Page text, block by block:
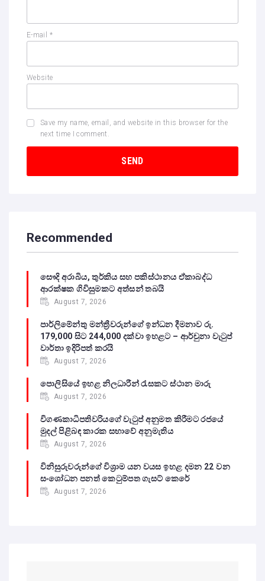
E-mail *
Website
Save my name, email, and website in this browser for the
next time I comment.
Recommended
සෞදි අරාබිය, තුර්කිය සහ පකිස්ථානය ඒකාබද්ධ
ආරක්ෂක ගිවිසුමකට අත්සන් තබයි
August 7, 2026
පාර්ලිමේන්තු මන්ත්‍රීවරුන්ගේ ඉන්ධන දීමනාව රු.
179,000 සිට 244,000 දක්වා ඉහළට – ආර්චුනා වැටුප්
වාර්තා ඉදිරිපත් කරයි
August 7, 2026
පොලිසියේ ඉහළ නිලධාරීන් රැසකට ස්ථාන මාරු
August 7, 2026
විගණකාධිපතිවරියගේ වැටුප් අනුමත කිරීමට රජයේ
මුදල් පිළිබඳ කාරක සභාවේ අනුමැතිය
August 7, 2026
විනිසුරුවරුන්ගේ විශ්‍රාම යන වයස ඉහළ දමන 22 වන
සංශෝධන පනත් කෙටුම්පත ගැසට් කෙරේ
August 7, 2026